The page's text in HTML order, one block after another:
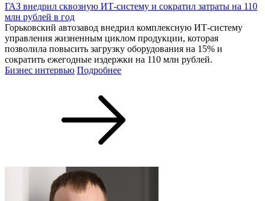
ГАЗ внедрил сквозную ИТ-систему и сократил затраты на 110
млн рублей в год
Горьковский автозавод внедрил комплексную ИТ-систему
управления жизненным циклом продукции, которая
позволила повысить загрузку оборудования на 15% и
сократить ежегодные издержки на 110 млн рублей.
Бизнес интервью Подробнее